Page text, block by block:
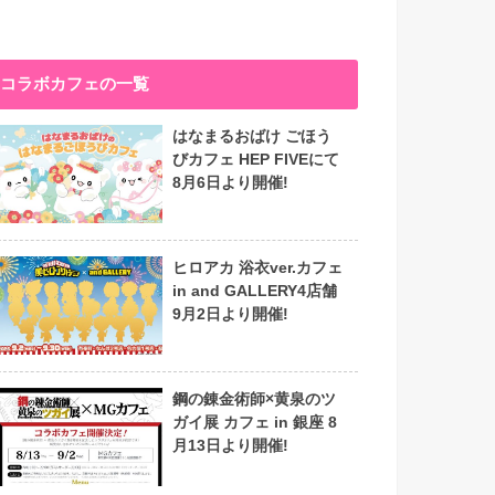
コラボカフェの一覧
はなまるおばけ ごほう
びカフェ HEP FIVEにて
8月6日より開催!
ヒロアカ 浴衣ver.カフェ
in and GALLERY4店舗
9月2日より開催!
鋼の錬金術師×黄泉のツ
ガイ展 カフェ in 銀座 8
月13日より開催!